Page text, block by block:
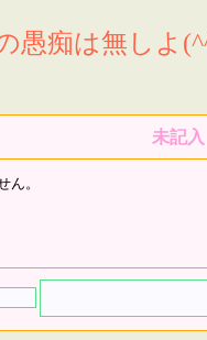
愚痴は無しよ
未記入
ん。